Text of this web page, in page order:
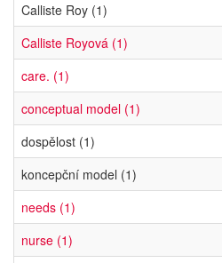
Calliste Roy (1)
Calliste Royová (1)
care. (1)
conceptual model (1)
dospělost (1)
koncepční model (1)
needs (1)
nurse (1)